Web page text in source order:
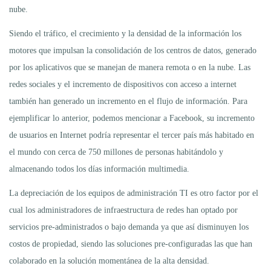
nube.
Siendo el tráfico, el crecimiento y la densidad de la información los
motores que impulsan la consolidación de los centros de datos, generado
por los aplicativos que se manejan de manera remota o en la nube. Las
redes sociales y el incremento de dispositivos con acceso a internet
también han generado un incremento en el flujo de información. Para
ejemplificar lo anterior, podemos mencionar a Facebook, su incremento
de usuarios en Internet podría representar el tercer país más habitado en
el mundo con cerca de 750 millones de personas habitándolo y
almacenando todos los días información multimedia.
La depreciación de los equipos de administración TI es otro factor por el
cual los administradores de infraestructura de redes han optado por
servicios pre-administrados o bajo demanda ya que así disminuyen los
costos de propiedad, siendo las soluciones pre-configuradas las que han
colaborado en la solución momentánea de la alta densidad.